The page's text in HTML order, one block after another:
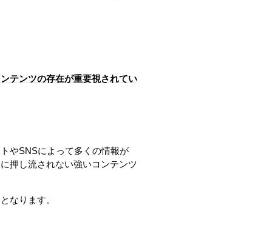
テンツの存在が重要視されてい
やSNSによって多くの情報が
押し流されない強いコンテンツ
なります。